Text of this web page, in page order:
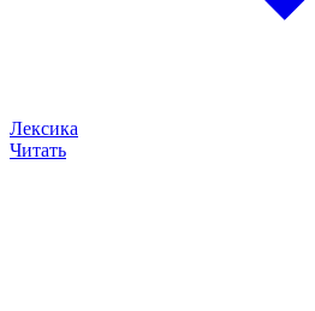
Лексика
Читать